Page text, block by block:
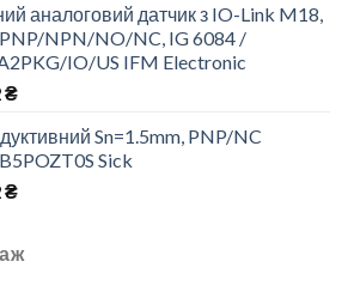
аналоговий датчик з IO-Link M18,
PNP/NPN/NO/NC, IG 6084 /
IO/US IFM Electronic
₴
Sn=1.5mm, PNP/NC
Sick
₴